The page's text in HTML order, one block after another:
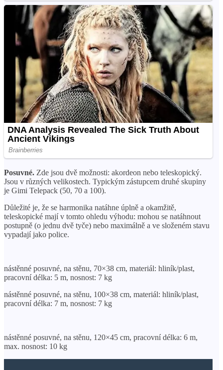
Posuvné. Zde jsou dvě možnosti: akordeon nebo teleskopický.
Jsou v různých velikostech. Typickým zástupcem druhé skupiny
je Gimi Telepack (50, 70 a 100).
Důležité je, že se harmonika natáhne úplně a okamžitě,
teleskopické mají v tomto ohledu výhodu: mohou se natáhnout
postupně (o jednu dvě tyče) nebo maximálně a ve složeném stavu
vypadají jako police.
nástěnné posuvné, na stěnu, 70×38 cm, materiál: hliník/plast,
pracovní délka: 5 m, nosnost: 7 kg
nástěnné posuvné, na stěnu, 100×38 cm, materiál: hliník/plast,
pracovní délka: 7 m, nosnost: 7 kg
nástěnné posuvné, na stěnu, 120×45 cm, pracovní délka: 6 m,
max. nosnost: 10 kg